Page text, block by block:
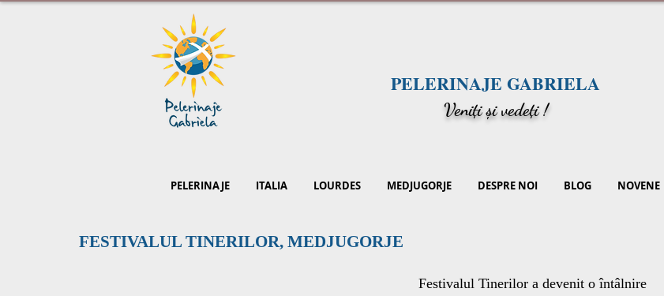
PELERINAJE GABRIELA
Veniți și vedeți !
PELERINAJE ITALIA LOURDES MEDJUGORJE DESPRE NOI BLOG NOVENE
FESTIVALUL TINERILOR, MEDJUGORJE